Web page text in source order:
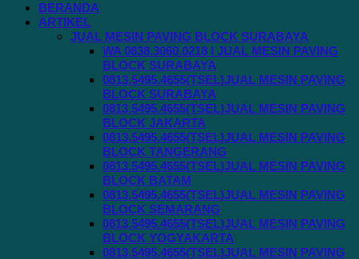
BERANDA
ARTIKEL
JUAL MESIN PAVING BLOCK SURABAYA
WA 0838.3060.0218 I JUAL MESIN PAVING
BLOCK SURABAYA
0813.5495.4655(TSEL)JUAL MESIN PAVING
BLOCK SURABAYA
0813.5495.4655(TSEL)JUAL MESIN PAVING
BLOCK JAKARTA
0813.5495.4655(TSEL)JUAL MESIN PAVING
BLOCK TANGERANG
0813.5495.4655(TSEL)JUAL MESIN PAVING
BLOCK BATAM
0813.5495.4655(TSEL)JUAL MESIN PAVING
BLOCK SEMARANG
0813.5495.4655(TSEL)JUAL MESIN PAVING
BLOCK YOGYAKARTA
0813.5495.4655(TSEL)JUAL MESIN PAVING